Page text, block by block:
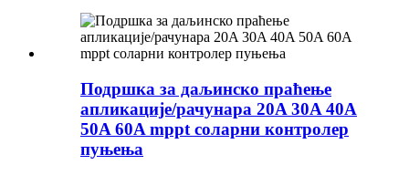
Подршка за даљинско праћење
апликације/рачунара 20A 30A 40A
50A 60A mppt соларни контролер
пуњења